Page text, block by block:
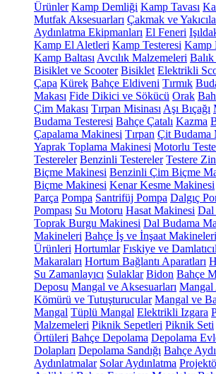
Ürünler Kamp Demliği Kamp Tavası
Mutfak Aksesuarları Çakmak ve
Aydınlatma Ekipmanları El Feneri
Kamp El Aletleri Kamp Testeresi Kamp
Kamp Baltası Avcılık Malzemeleri
Bisiklet ve Scooter Bisiklet Elektrikli
Çapa Kürek Bahçe Eldiveni Tırmık
Makası Fide Dikici ve Sökücü Orak
Çim Makası Tırpan Misinası Aşı Bıçağı
Budama Testeresi Bahçe Çatalı Kazma
Çapalama Makinesi Tırpan Çit Budama
Yaprak Toplama Makinesi Motorlu
Testereler Benzinli Testereler Testere
Biçme Makinesi Benzinli Çim Biçme
Biçme Makinesi Kenar Kesme Makinesi
Parça Pompa Santrifüj Pompa Dalgıç
Pompası Su Motoru Hasat Makinesi Dal
Toprak Burgu Makinesi Dal Budama
Makineleri Bahçe İş ve İnşaat Makineleri
Ürünleri Hortumlar Fıskiye ve
Makaraları Hortum Bağlantı Aparatları
Su Zamanlayıcı Sulaklar Bidon Bahçe
Deposu Mangal ve Aksesuarları Mangal
Kömürü ve Tutuşturucular Mangal ve
Mangal Tüplü Mangal Elektrikli Izgara
Malzemeleri Piknik Sepetleri Piknik Seti
Örtüleri Bahçe Depolama Depolama
Dolapları Depolama Sandığı Bahçe
Aydınlatmalar Solar Aydınlatma